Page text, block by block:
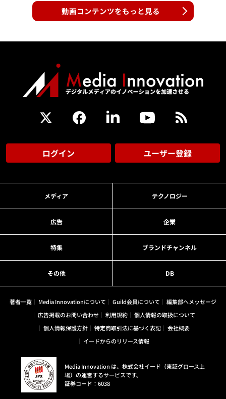
動画コンテンツをもっと見る
ログイン ユーザー登録
メディア テクノロジー
広告 企業
特集 ブランドチャンネル
その他 DB
著者一覧 Media Innovationについて Guild会員について
編集部へメッセージ
広告掲載のお問い合わせ
利用規約
個人情報の取扱について
個人情報保護方針
特定商取引法に基づく表記
会社概要
イードからのリリース情報
Media Innovation は、株式会社イード（東証グロース上
場）の運営するサービスです。
証券コード：6038